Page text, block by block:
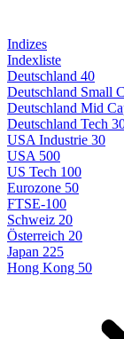
Indizes
Indexliste
Deutschland 40
Deutschland Small
Deutschland Mid
Deutschland Tech
USA Industrie 30
USA 500
US Tech 100
Eurozone 50
FTSE-100
Schweiz 20
Österreich 20
Japan 225
Hong Kong 50